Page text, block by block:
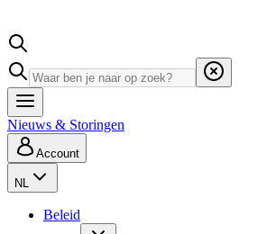
Nieuws & Storingen
Account
NL
Beleid